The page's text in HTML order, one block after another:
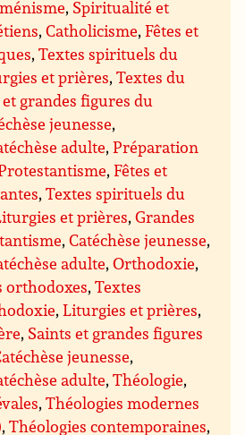
, Spiritualité et
,Catholicisme,Fêtes et
,Textes spirituels du
et prières,Textes du
grandes figures du
jeunesse,
adulte,Préparation
,Fêtes et
,Textes spirituels du
et prières,Grandes
,Catéchèse jeunesse,
adulte,Orthodoxie,
orthodoxes,Textes
,Liturgies et prières,
, Saints et grandes figures
jeunesse,
adulte,Théologie,
,Théologies modernes
,Théologies contemporaines,